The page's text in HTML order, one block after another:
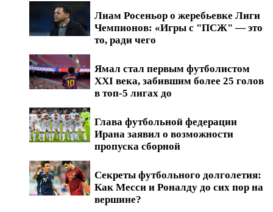
Лиам Росеньор о жеребьевке Лиги
Чемпионов: «Игры с "ПСЖ" — это
то, ради чего
Ямал стал первым футболистом
XXI века, забившим более 25 голов
в топ-5 лигах до
Глава футбольной федерации
Ирана заявил о возможности
пропуска сборной
Секреты футбольного долголетия:
Как Месси и Роналду до сих пор на
вершине?